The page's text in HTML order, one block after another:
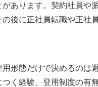
があります。契約社員や
の後に正社員転職や正社
用形態だけで決めるのは
つく経験、登用制度の有